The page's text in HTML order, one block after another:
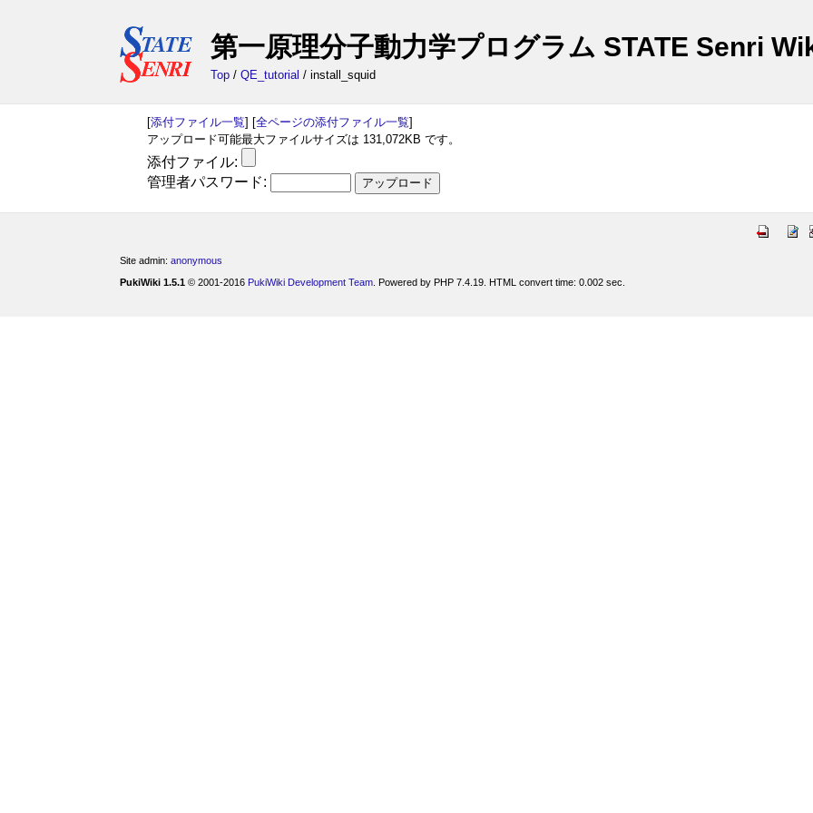
第一原理分子動力学プログラム STATE Senri
Top / QE_tutorial / install_squid
[添付ファイル一覧] [全ページの添付ファイル一覧]
アップロード可能最大ファイルサイズは 131,072KB です。
添付ファイル:
管理者パスワード:
Site admin: anonymous
PukiWiki 1.5.1 © 2001-2016 PukiWiki Development Team . Powered by PHP 7.4.19. HTML convert time: 0.002 sec.